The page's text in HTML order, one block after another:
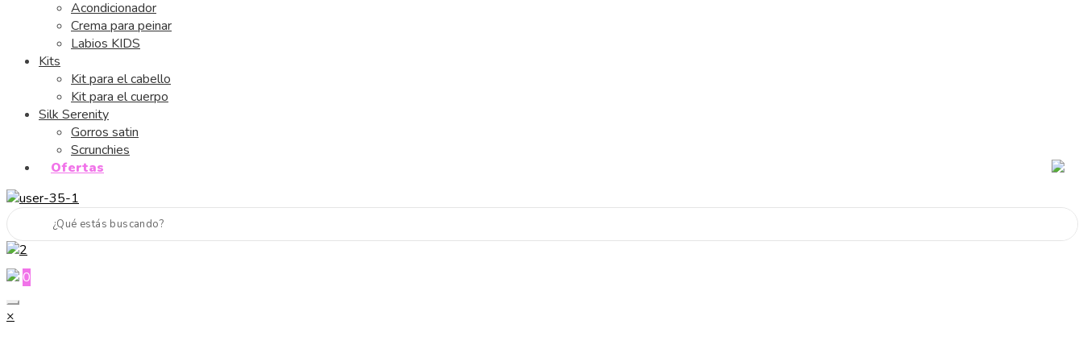
Acondicionador
Crema para peinar
Labios KIDS
Kits
Kit para el cabello
Kit para el cuerpo
Silk Serenity
Gorros satin
Scrunchies
Ofertas
0
×